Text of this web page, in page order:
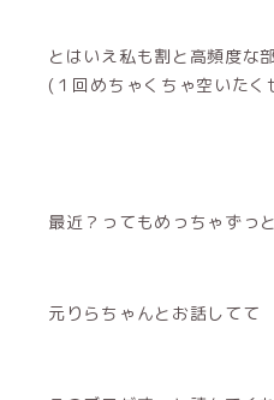
とはいえ私も割と高頻度な
(１回めちゃくちゃ空いたく
最近？ってもめっちゃずっと
元りらちゃんとお話してて